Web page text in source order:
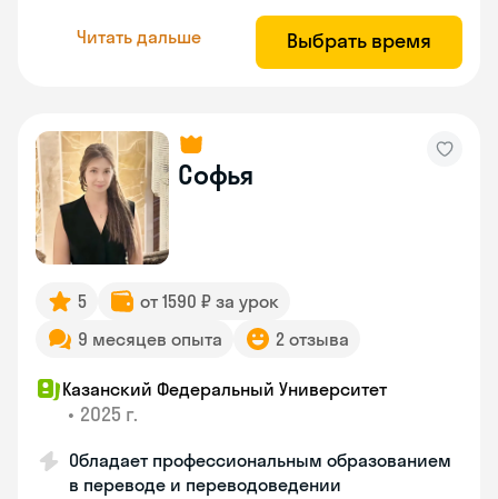
Читать дальше Выбрать время
Софья
5
от 1590 ₽ за урок
9 месяцев опыта
2 отзыва
Казанский Федеральный Университет
• 2025 г.
Обладает профессиональным образованием
в переводе и переводоведении